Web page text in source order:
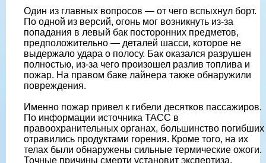
Один из главных вопросов — от чего вспыхнул борт.
По одной из версий, огонь мог возникнуть из-за
попадания в левый бак посторонних предметов,
предположительно — деталей шасси, которое не
выдержало удара о полосу. Бак оказался разрушен
полностью, из-за чего произошел разлив топлива и
пожар. На правом баке лайнера также обнаружили
повреждения.
Именно пожар привел к гибели десятков пассажиров.
По информации источника ТАСС в
правоохранительных органах, большинство погибших
отравились продуктами горения. Кроме того, на их
телах были обнаружены сильные термические ожоги.
Точные причины смерти установит экспертиза.